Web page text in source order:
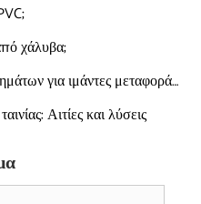
χάλυβα;
για ιμάντες μεταφοράς
Αιτίες και λύσεις